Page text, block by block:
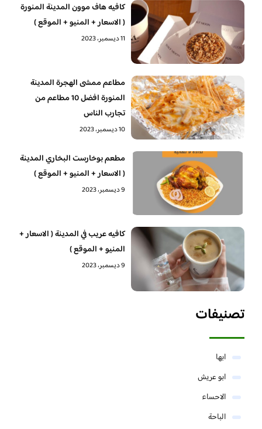
كافيه هاف موون المدينة المنورة
( الاسعار + المنيو + الموقع )
11 ديسمبر، 2023
مطاعم ممشى الهجرة المدينة
المنورة افضل 10 مطاعم من
تجارب الناس
10 ديسمبر، 2023
مطعم بوخارست البخاري المدينة
( الاسعار + المنيو + الموقع )
9 ديسمبر، 2023
كافيه عريب في المدينة ( الاسعار +
المنيو + الموقع )
9 ديسمبر، 2023
تصنيفات
ابها
ابو عريش
الاحساء
الباحة